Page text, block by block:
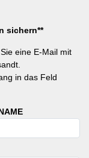
sichern**
eine E-Mail mit
in das Feld